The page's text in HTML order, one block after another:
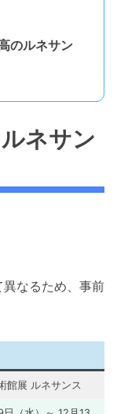
のルネサン
ネサン
なるため、事前
館展 ルネサンス